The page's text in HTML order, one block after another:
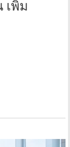
เพิ่ม